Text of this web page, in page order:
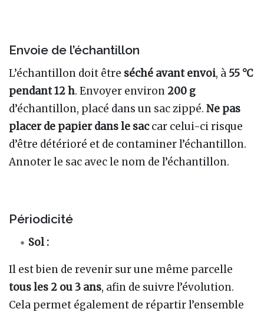
Envoie de l’échantillon
L’échantillon doit être séché avant envoi, à 55 °C
pendant 12 h. Envoyer environ 200 g
d’échantillon, placé dans un sac zippé. Ne pas
placer de papier dans le saccar celui-ci risque
d’être détérioré et de contaminer l’échantillon.
Annoter le sac avec le nom de l’échantillon.
Périodicité
Sol :
Il est bien de revenir sur une même parcelle
tous les 2 ou 3 ans, afin de suivre l’évolution.
Cela permet également de répartir l’ensemble